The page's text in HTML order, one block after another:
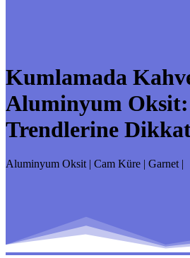
Kumlamada
Aluminyum
Trendlerine
Aluminyum Oksit | Cam Küre | Garnet |